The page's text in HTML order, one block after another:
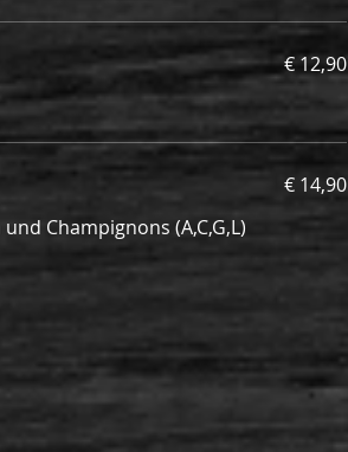
€ 12,90
Champignons (A,C,G,L)
€ 14,90